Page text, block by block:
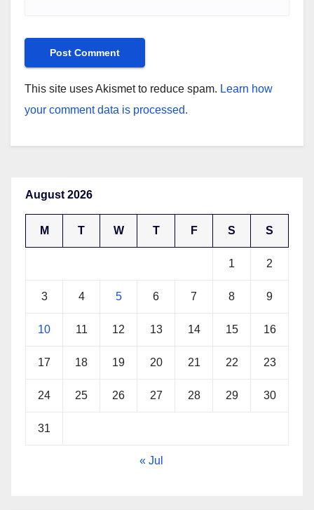
This site uses Akismet to reduce spam. Learn how
your comment data is processed.
August 2026
M T W T F S S
1 2
3 4 5 6 7 8 9
10 11 12 13 14 15 16
17 18 19 20 21 22 23
24 25 26 27 28 29 30
31
« Jul